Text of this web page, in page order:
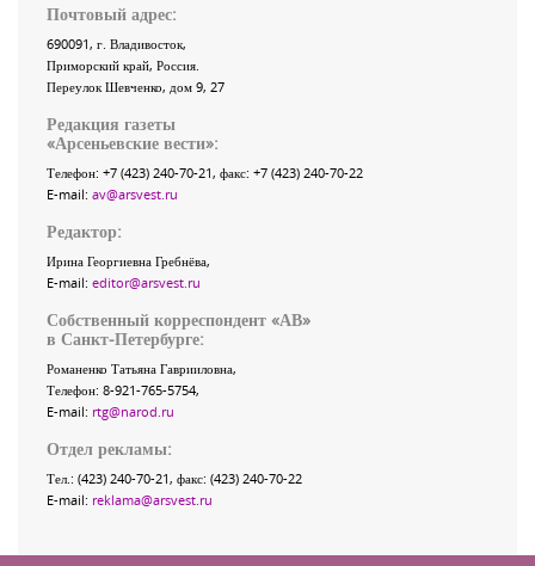
Почтовый адрес:
690091, г. Владивосток,
Приморский край, Россия
Переулок Шевченко, дом 9, 27
Редакция газеты
«Арсеньевские вести»:
Телефон: +7 (423) 240-70-21, факс: +7 (423) 240-70-22
E-mail: av@arsvest.ru
Редактор:
Ирина Георгиевна Гребнёва,
E-mail: editor@arsvest.ru
Собственный корреспондент «АВ»
в Санкт-Петербурге:
Романенко Татьяна Гаврииловна,
Телефон: 8-921-765-5754,
E-mail: rtg@narod.ru
Отдел рекламы:
Тел.: (423) 240-70-21, факс: (423) 240-70-22
E-mail: reklama@arsvest.ru